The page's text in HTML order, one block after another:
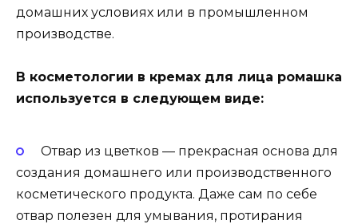
домашних условиях или в промышленном
производстве.
В косметологии в кремах для лица ромашка
используется в следующем виде:
Отвар из цветков — прекрасная основа для
создания домашнего или производственного
косметического продукта. Даже сам по себе
отвар полезен для умывания, протирания